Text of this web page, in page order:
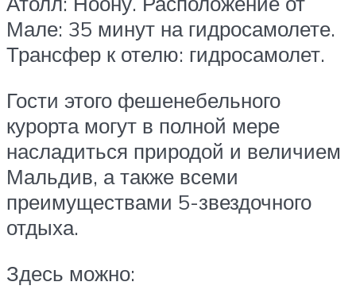
Мале: 35 минут на гидросамолете.
Трансфер к отелю: гидросамолет.
Гости этого фешенебельного
курорта могут в полной мере
насладиться природой и величием
Мальдив, а также всеми
преимуществами 5-звездочного
отдыха.
Здесь можно: